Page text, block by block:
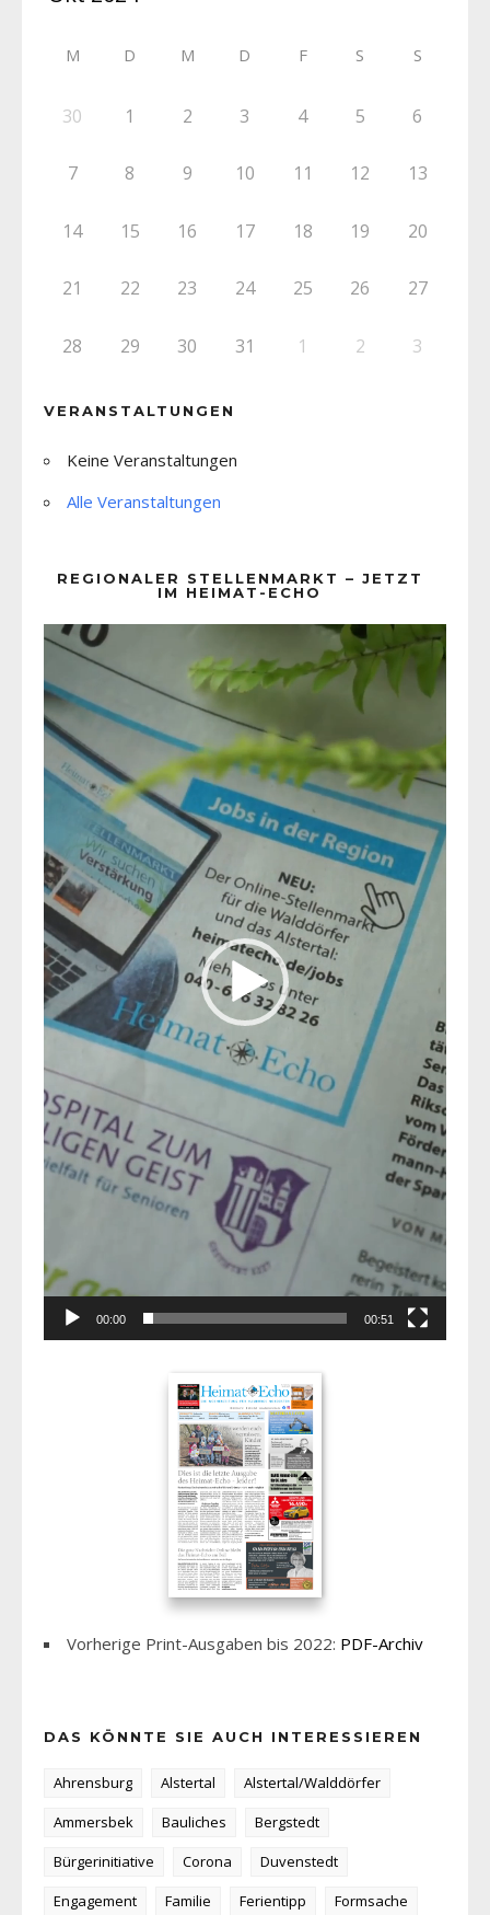
M D M D F S S
30 1 2 3 4 5 6
7 8 9 10 11 12 13
14 15 16 17 18 19 20
21 22 23 24 25 26 27
28 29 30 31 1 2 3
VERANSTALTUNGEN
Keine Veranstaltungen
Alle Veranstaltungen
REGIONALER STELLENMARKT – JETZT
IM HEIMAT-ECHO
Player
00:00 00:51
Vorherige Print-Ausgaben bis 2022: PDF-Archiv
DAS KÖNNTE SIE AUCH INTERESSIEREN
Ahrensburg Alstertal
Alstertal/Walddörfer
Ammersbek
Bauliches
Bergstedt
Bürgerinitiative
Corona
Duvenstedt
Engagement
Familie Ferientipp
Formsache